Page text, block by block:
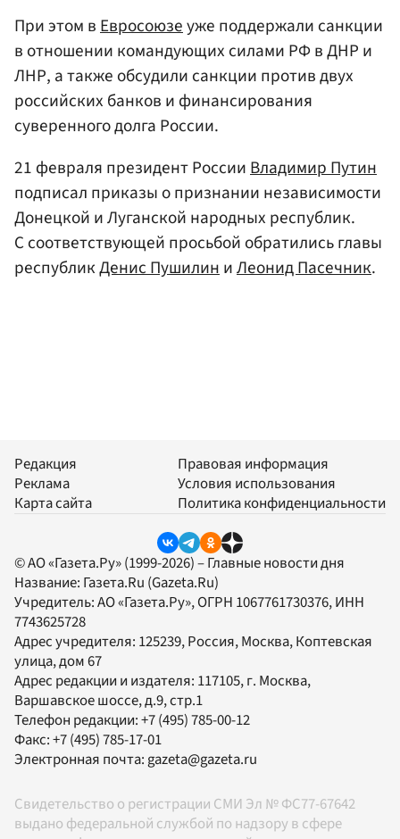
При этом вЕвросоюзеуже поддержали санкции
в отношении командующих силами РФ в ДНР и
ЛНР, а также обсудили санкции против двух
российских банков и финансирования
суверенного долга России.
21 февраля президент РоссииВладимир Путин
подписал приказы о признании независимости
Донецкой и Луганской народных республик.
С соответствующей просьбой обратились главы
республикДенис ПушилиниЛеонид Пасечник.
Редакция
Реклама
Карта сайта
Правовая информация
Условия использования
Политика конфиденциальности
© АО «Газета.Ру» (1999-2026) – Главные новости дня
Название: Газета.Ru (Gazeta.Ru)
Учредитель:АО «Газета.Ру», ОГРН 1067761730376, ИНН
7743625728
Адрес учредителя: 125239, Россия, Москва, Коптевская
улица, дом 67
Адрес редакции и издателя: 117105, г. Москва,
Варшавское шоссе, д.9, стр.1
Телефон редакции:+7 (495) 785-00-12
Факс:+7 (495) 785-17-01
Электронная почта: gazeta@gazeta.ru
Свидетельство о регистрации СМИ Эл № ФС77-67642
выдано федеральной службой по надзору в сфере